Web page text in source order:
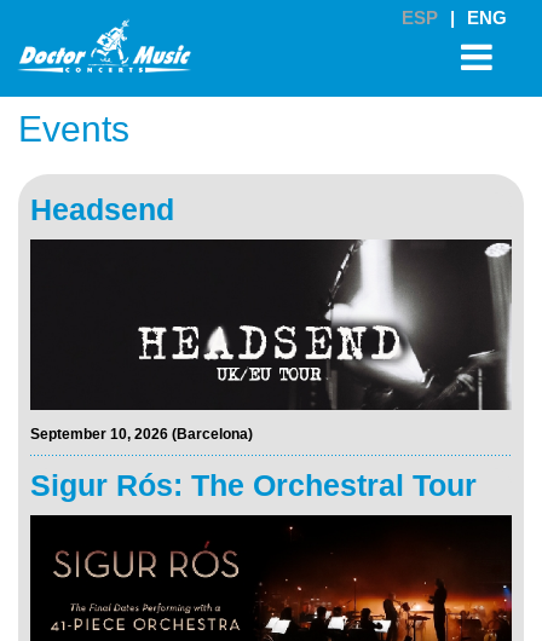
Events
Headsend
September 10, 2026 (Barcelona)
Sigur Rós: The Orchestral Tour
ESP | ENG